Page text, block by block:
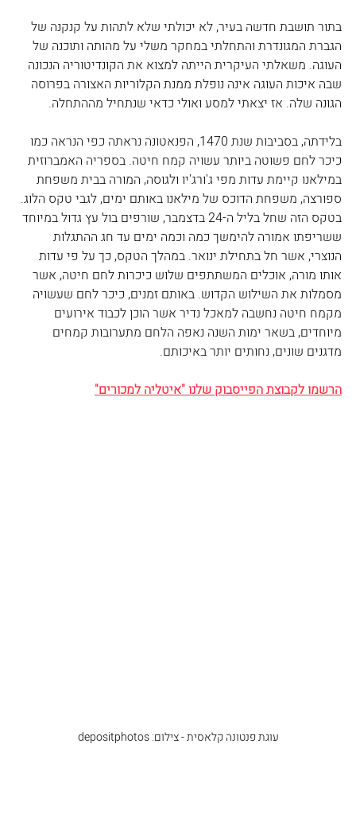
בתור תושבת חדשה בעיר, לא יכולתי שלא לתהות על קנקנה של
הגברת המגונדרת והתחלתי במחקר משלי על מהותה ותוכנה של
העוגה. משאלתי העיקרית הייתה למצוא את הקונדיטוריה הנכונה
שבה איכות העוגה אינה נופלת ממנת הקלוריות האצורה בפרוסה
הגונה שלה. אז יצאתי למסע ואולי כדאי שנתחיל מההתחלה.
בלידתה, בסביבות שנת 1470, הפנאטונה נראתה כפי הנראה כמו
כיכר לחם פשוטה ביותר עשויה קמח חיטה. בספריה האמברוזית
במילאנו קיימת עדות מפי ג'ורג'יו ולגוסה, המורה בבית משפחת
ספורצה, משפחת הדוכס של מילאנו באותם ימים, לגבי טקס הלוג.
בטקס הזה שחל בליל ה-24 בדצמבר, שורפים בול עץ גדול במיוחד
ששריפתו אמורה להימשך כמה וכמה ימים עד חג ההתגלות
הנוצרי, אשר חל בתחילת ינואר. במהלך הטקס, כך על פי עדות
אותו מורה, אוכלים המשתתפים שלוש כיכרות לחם חיטה, אשר
מסמלות את השילוש הקדוש. באותם זמנים, כיכר לחם שעשויה
מקמח חיטה נחשבה למאכל נדיר אשר הוכן לכבוד אירועים
מיוחדים, בשאר ימות השנה נאפה הלחם מתערובות קמחים
מדגנים שונים, נחותים יותר באיכותם.
הרשמו לקבוצת הפייסבוק שלנו "איטליה למכורים"
עוגת פנטונה קלאסית - צילום: depositphotos